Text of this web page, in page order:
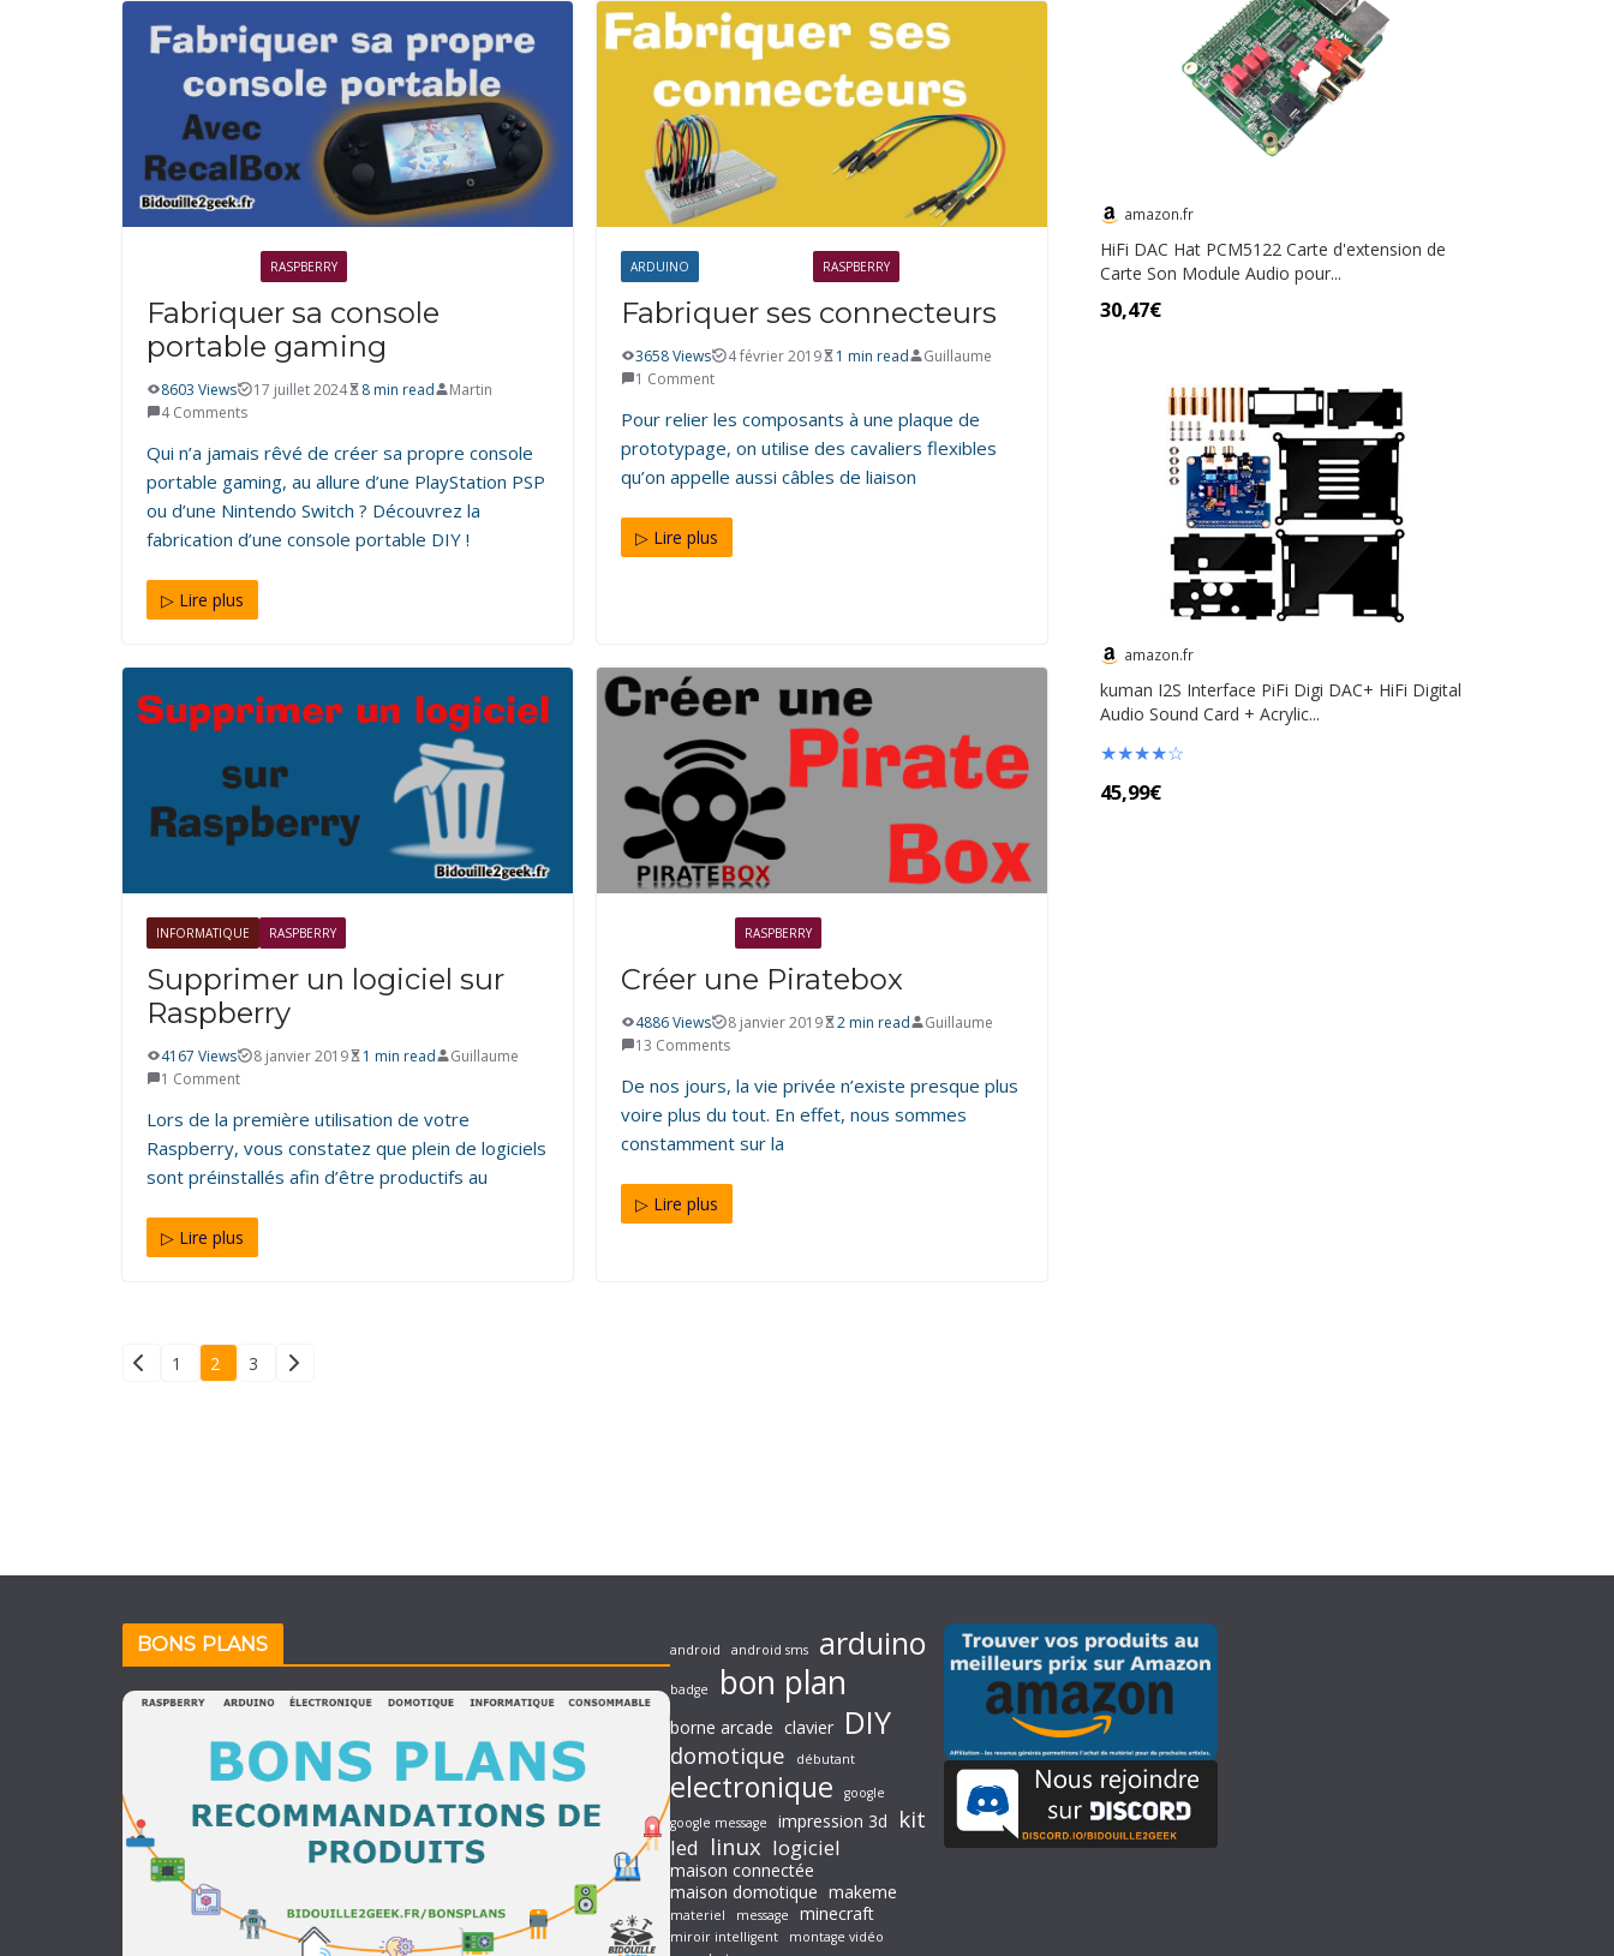
RASPBERRY
Fabriquer sa console
portable gaming
8603 Views 17 juillet 2024 8 min read
Martin
4 Comments
Qui n’a jamais rêvé de créer sa propre console
portable gaming, au allure d’une PlayStation PSP
ou d’une Nintendo Switch ? Découvrez la
fabrication d’une console portable DIY !
▷ Lire plus
ARDUINO RASPBERRY
Fabriquer ses connecteurs
3658 Views 4 février 2019 1 min read
Guillaume
1 Comment
Pour relier les composants à une plaque de
prototypage, on utilise des cavaliers flexibles
qu’on appelle aussi câbles de liaison
▷ Lire plus
INFORMATIQUE RASPBERRY
Supprimer un logiciel sur
Raspberry
4167 Views 8 janvier 2019 1 min read
Guillaume
1 Comment
Lors de la première utilisation de votre
Raspberry, vous constatez que plein de logiciels
sont préinstallés afin d’être productifs au
▷ Lire plus
RASPBERRY
Créer une Piratebox
4886 Views 8 janvier 2019 2 min read
Guillaume
13 Comments
De nos jours, la vie privée n’existe presque plus
voire plus du tout. En effet, nous sommes
constamment sur la
▷ Lire plus
Pagination
1 2 3
amazon.fr
HiFi DAC Hat PCM5122 Carte d'extension de
Carte Son Module Audio pour...
30,47€
amazon.fr
kuman I2S Interface PiFi Digi DAC+ HiFi Digital
Audio Sound Card + Acrylic...
★★★★☆
45,99€
BONS PLANS android android sms arduino
badge bon plan
borne arcade clavier DIY
domotique débutant
electronique
google
google message
impression 3d kit
led linux logiciel
maison connectée
maison domotique makeme
materiel message minecraft
miroir intelligent
montage vidéo